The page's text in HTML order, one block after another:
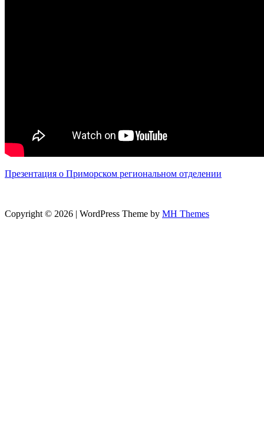
Презентация о Приморском региональном отделении
Copyright © 2026 | WordPress Theme by MH Themes